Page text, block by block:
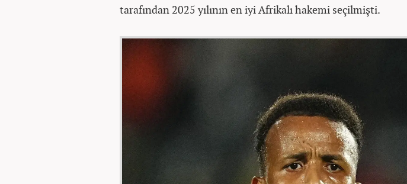
tarafından 2025 yılının en iyi Afrikalı hakemi seçilmişti.